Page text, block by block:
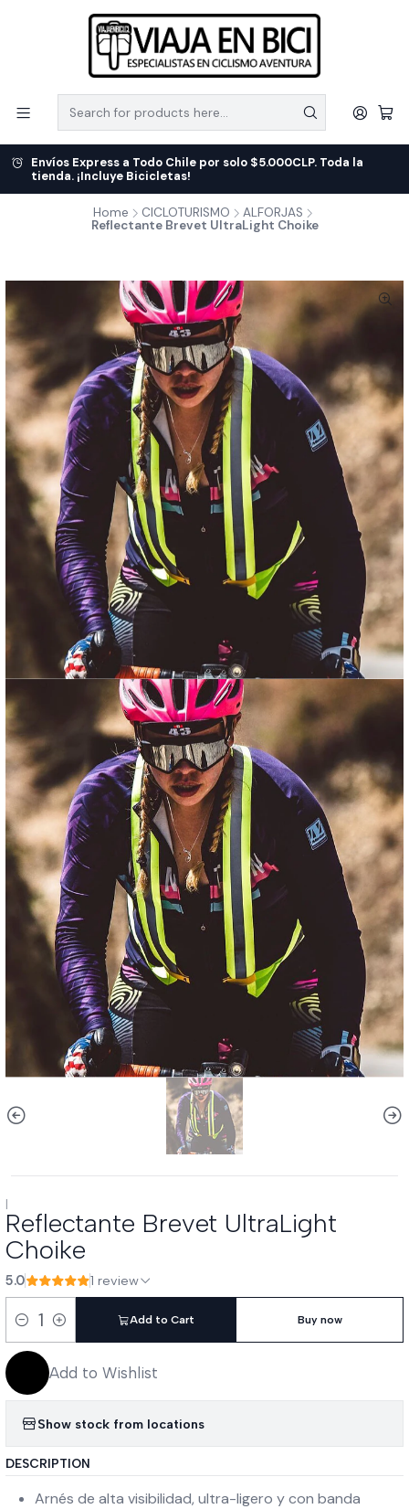
Envíos Express a Todo Chile por solo $5.000CLP. Toda la
tienda. ¡Incluye Bicicletas!
Home CICLOTURISMO
ALFORJAS
Reflectante Brevet UltraLight Choike
|
Reflectante Brevet UltraLight
Choike
5.0 1 review
Quantity
Add to Cart Buy now
Add to Wishlist
Show stock from locations
DESCRIPTION
Arnés de alta visibilidad, ultra-ligero y con banda